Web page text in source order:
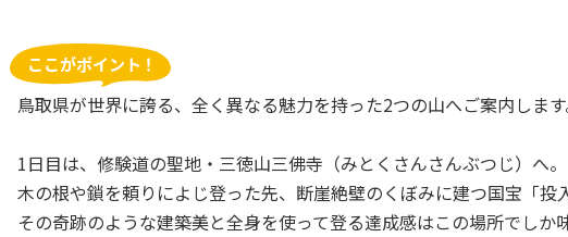
鳥取県が世界に誇る、全く異なる魅力を持った2つの山へご案内します
1日目は、修験道の聖地・三徳山三佛寺（みとくさんさんぶつじ）へ。
木の根や鎖を頼りによじ登った先、断崖絶壁のくぼみに建つ国宝「投
その奇跡のような建築美と全身を使って登る達成感はこの場所でしか